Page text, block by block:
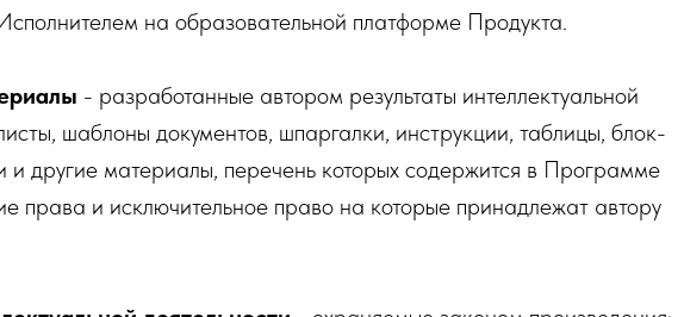
на образовательной платформе Продукта.
- разработанные автором результаты интеллектуальной
шаблоны документов, шпаргалки, инструкции, таблицы, блок-
и другие материалы, перечень которых содержится в Программе
права и исключительное право на которые принадлежат автору